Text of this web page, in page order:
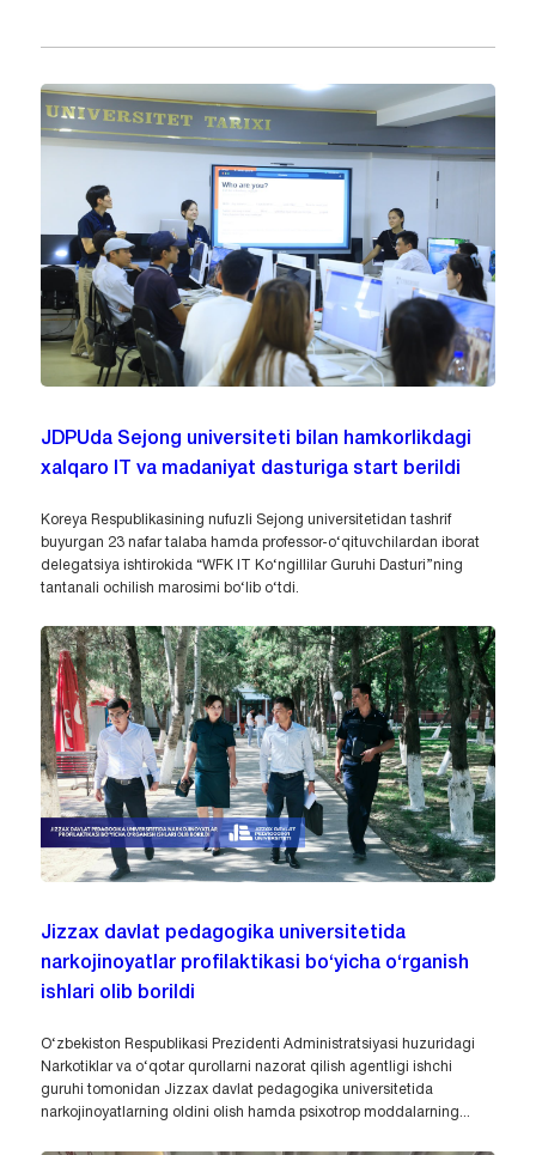
JDPUda Sejong universiteti bilan hamkorlikdagi
xalqaro IT va madaniyat dasturiga start berildi
Koreya Respublikasining nufuzli Sejong universitetidan tashrif
buyurgan 23 nafar talaba hamda professor-o‘qituvchilardan iborat
delegatsiya ishtirokida “WFK IT Ko‘ngillilar Guruhi Dasturi”ning
tantanali ochilish marosimi bo‘lib o‘tdi.
Jizzax davlat pedagogika universitetida
narkojinoyatlar profilaktikasi bo‘yicha o‘rganish
ishlari olib borildi
O‘zbekiston Respublikasi Prezidenti Administratsiyasi huzuridagi
Narkotiklar va o‘qotar qurollarni nazorat qilish agentligi ishchi
guruhi tomonidan Jizzax davlat pedagogika universitetida
narkojinoyatlarning oldini olish hamda psixotrop moddalarning...